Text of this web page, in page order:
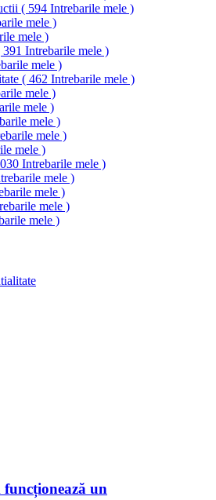
( 594 Intrebarile mele )
mele )
mele )
391 Intrebarile mele )
mele )
( 462 Intrebarile mele )
mele )
mele )
mele )
mele )
mele )
Intrebarile mele )
mele )
mele )
mele )
mele )
un